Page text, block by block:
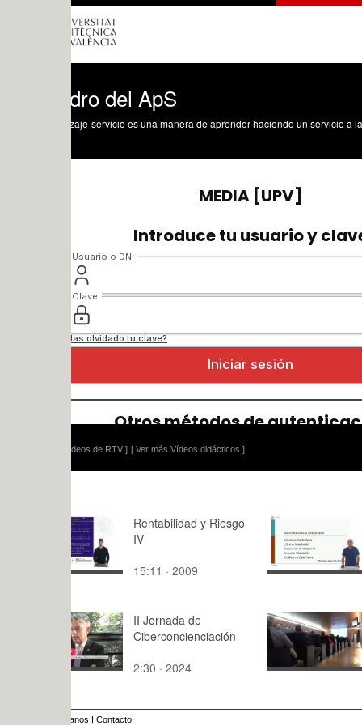
del ApS
[ Ver más Vídeos didácticos ]
Rentabilidad y Riesgo
IV
15:11 · 2009
Matplotlib
3:18 · 2022
II Jornada de
Ciberconcienciación
2:30 · 2024
Sesión
2:48 · 2024